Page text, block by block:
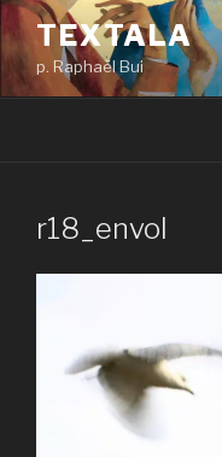
Aller
au
contenu
principal
TEXTALA
p. Raphaël Bui
r18_envol